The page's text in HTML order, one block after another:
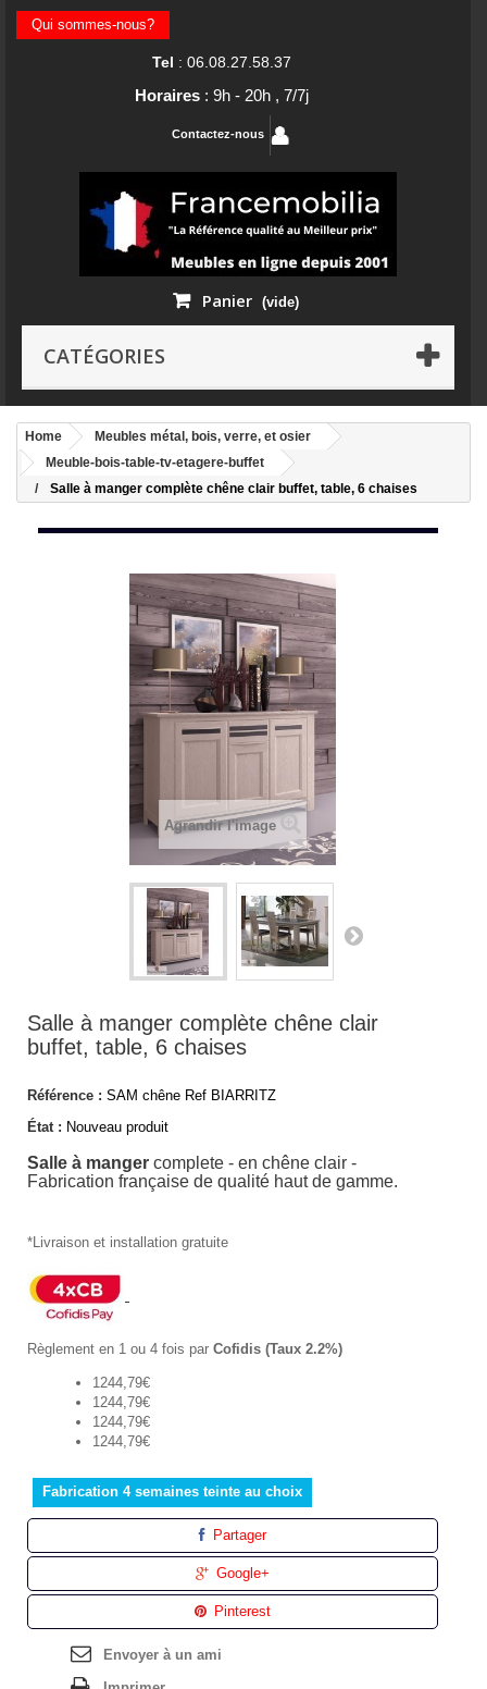
Qui sommes-nous?
Tel : 06.08.27.58.37
Horaires : 9h - 20h , 7/7j
Contactez-nous
Panier (vide)
CATÉGORIES
Home
Meubles métal, bois, verre, et osier
Meuble-bois-table-tv-etagere-buffet
Salle à manger complète chêne clair buffet, table, 6 chaises
Agrandir l'image
Salle à manger complète chêne clair
buffet, table, 6 chaises
Référence : SAM chêne Ref BIARRITZ
État : Nouveau produit
Salle à manger complete - en chêne clair -
Fabrication française de qualité haut de gamme.
*Livraison et installation gratuite
Règlement en 1 ou 4 fois par Cofidis (Taux 2.2%)
1244,79€
1244,79€
1244,79€
1244,79€
Fabrication 4 semaines teinte au choix
Partager
Google+
Pinterest
Envoyer à un ami